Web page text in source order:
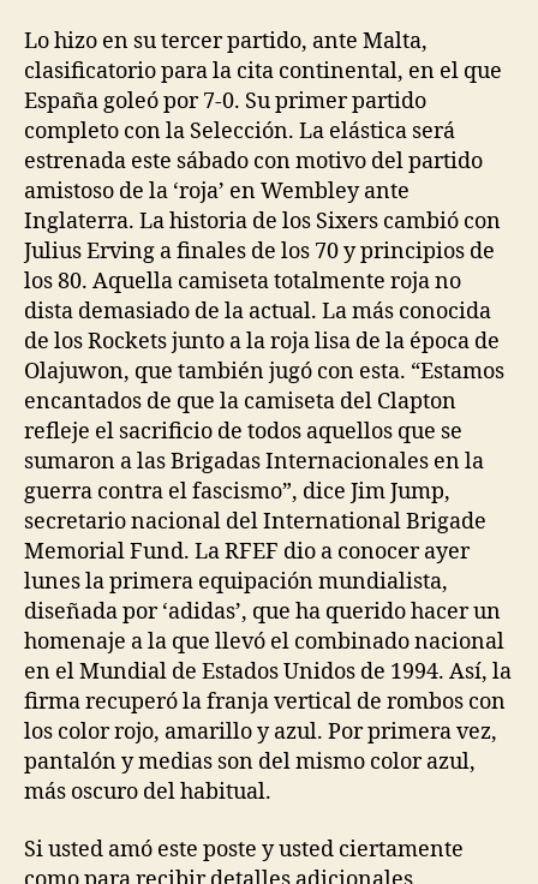
Lo hizo en su tercer partido, ante Malta,
clasificatorio para la cita continental, en el que
España goleó por 7-0. Su primer partido
completo con la Selección. La elástica será
estrenada este sábado con motivo del partido
amistoso de la ‘roja’ en Wembley ante
Inglaterra. La historia de los Sixers cambió con
Julius Erving a finales de los 70 y principios de
los 80. Aquella camiseta totalmente roja no
dista demasiado de la actual. La más conocida
de los Rockets junto a la roja lisa de la época de
Olajuwon, que también jugó con esta. “Estamos
encantados de que la camiseta del Clapton
refleje el sacrificio de todos aquellos que se
sumaron a las Brigadas Internacionales en la
guerra contra el fascismo”, dice Jim Jump,
secretario nacional del International Brigade
Memorial Fund. La RFEF dio a conocer ayer
lunes la primera equipación mundialista,
diseñada por ‘adidas’, que ha querido hacer un
homenaje a la que llevó el combinado nacional
en el Mundial de Estados Unidos de 1994. Así, la
firma recuperó la franja vertical de rombos con
los color rojo, amarillo y azul. Por primera vez,
pantalón y medias son del mismo color azul,
más oscuro del habitual.
Si usted amó este poste y usted ciertamente